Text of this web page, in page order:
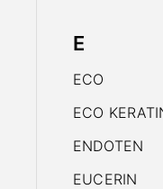
E
ECO
ECO
ENDOTEN
EUCERIN